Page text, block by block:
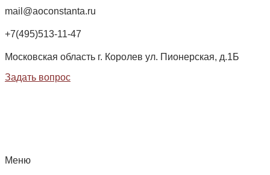
mail@aoconstanta.ru
+7(495)513-11-47
Московская область г. Королев ул. Пионерская, д.1Б
Задать вопрос
Меню